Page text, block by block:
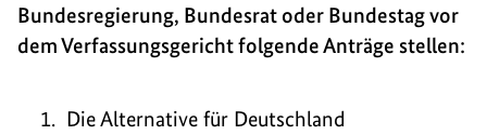
Bundesregierung, Bundesrat oder Bundestag vor
dem Verfassungsgericht folgende Anträge stellen:
Die Alternative für Deutschland